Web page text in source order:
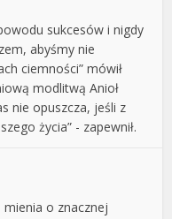
sukcesów i nigdy
abyśmy nie
ciemności” mówił
modlitwą Anioł
nie opuszcza, jeśli z
życia” - zapewnił.
o znacznej